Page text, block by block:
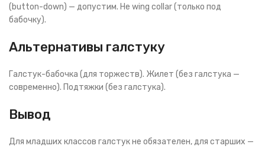
(button-down) — допустим. Не wing collar (только под
бабочку).
Альтернативы галстуку
Галстук-бабочка (для торжеств). Жилет (без галстука —
современно). Подтяжки (без галстука).
Вывод
Для младших классов галстук не обязателен, для старших —